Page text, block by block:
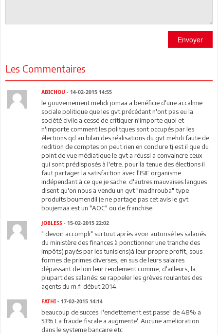
Envoyer
Les Commentaires
ABICHOU - 14-02-2015 14:55
le gouvernement mehdi jomaa a benéficie d'une accalmie
sociale politique que les gvt précédant n'ont pas eu la
société civile a cessé de critiquer n'importe quoi et
n'importe comment les politques sont occupés par les
élections qd au bilan des réalisations du gvt mehdi faute de
redition de comptes on peut rien en conclure tj est il que du
point de vue médiatique le gvt a réussi a convaincre ceux
qui sont prédisposés à l'etre. pour la tenue des élections il
faut partager la satisfaction avec l'ISIE organisme
indépendant à ce que je sache. d'autres mauvaises langues
disent qu'on nous a vendu un gvt "madhrouba" type
produits boumendil je ne partage pas cet avis le gvt
boujemaa est un "AOC" ou de franchise
JOBLESS - 15-02-2015 22:02
" devoir accompli" surtout après avoir autorisé les salariés
du ministère des finances à ponctionner une tranche des
impôts( payés par les tunisiens)à leur propre profit, sous
formes de primes diverses, en sus de leurs salaires
dépassant de loin leur rendement comme, d'ailleurs, la
plupart des salariés: se rappeler les grèves roulantes des
agents du m.f. début 2014.
FATHI - 17-02-2015 14:14
beaucoup de succes. l'endettement est passe' de 48% a
53%.La fraude fiscale a augmente'. Aucune amelioration
dans le systeme bancaire.etc